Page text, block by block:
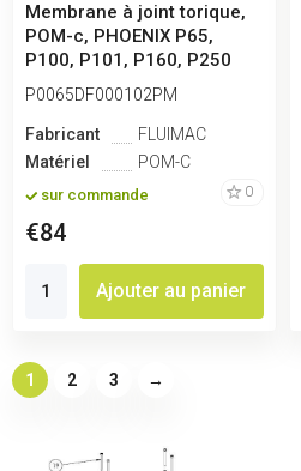
Membrane à joint torique,
POM-c, PHOENIX P65,
P100, P101, P160, P250
P0065DF000102PM
Fabricant
FLUIMAC
Matériel
POM-C
sur commande 0
€84
Ajouter au panier
1 2 3 →